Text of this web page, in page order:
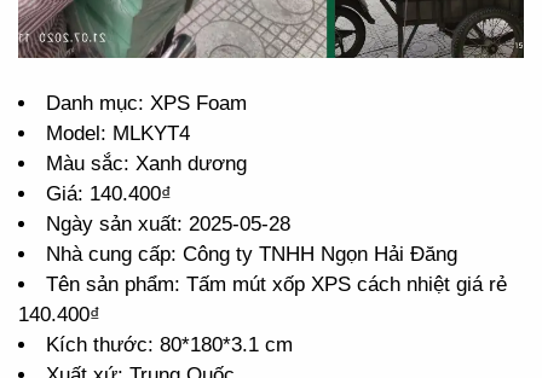
Danh mục: XPS Foam
Model: MLKYT4
Màu sắc: Xanh dương
Giá: 140.400₫
Ngày sản xuất: 2025-05-28
Nhà cung cấp: Công ty TNHH Ngọn Hải Đăng
Tên sản phẩm: Tấm mút xốp XPS cách nhiệt giá rẻ
140.400₫
Kích thước: 80*180*3.1 cm